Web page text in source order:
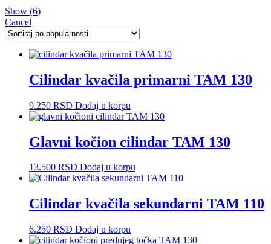
Show (6)
Cancel
Cilindar kvačila primarni TAM 130
9.250 RSD Dodaj u korpu
Glavni kočion cilindar TAM 130
13.500 RSD Dodaj u korpu
Cilindar kvačila sekundarni TAM 110
6.250 RSD Dodaj u korpu